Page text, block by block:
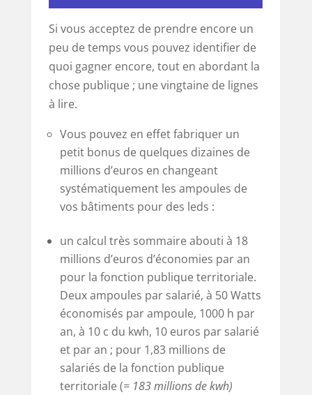
Si vous acceptez de prendre encore un
peu de temps vous pouvez identifier de
quoi gagner encore, tout en abordant la
chose publique ; une vingtaine de lignes
à lire.
Vous pouvez en effet fabriquer un
petit bonus de quelques dizaines de
millions d’euros en changeant
systématiquement les ampoules de
vos bâtiments pour des leds :
un calcul très sommaire abouti à 18
millions d’euros d’économies par an
pour la fonction publique territoriale.
Deux ampoules par salarié, à 50 Watts
économisés par ampoule, 1000 h par
an, à 10 c du kwh, 10 euros par salarié
et par an ; pour 1,83 millions de
salariés de la fonction publique
territoriale (= 183 millions de kwh)